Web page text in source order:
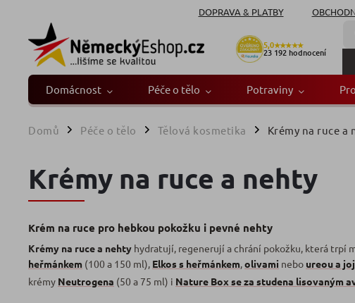
DOPRAVA & PLATBY
5,0★★★★★
23 192hodnocení
Domácnost Péče o tělo Potraviny
Domů / Péče o tělo / Tělová kosmetika / Krémy na ruce a
Krémy na ruce a nehty
Krém na ruce pro hebkou pokožku i pevné nehty
Krémy na ruce a nehty hydratují, regenerují a chrání pokožku, která trpí
heřmánkem (100 a 150 ml), Elkos s heřmánkem,olivami nebo ureou a
krémy Neutrogena (50 a 75 ml) i Nature Box se za studena lisovaným